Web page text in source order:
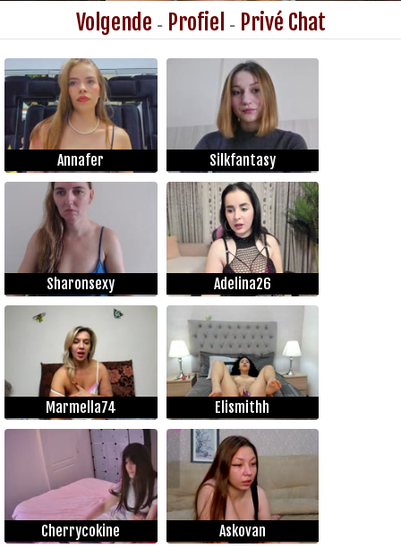
Volgende - Profiel - Privé Chat
Annafer Silkfantasy
Sharonsexy Adelina26
Marmella74 Elismithh
Cherrycokine Askovan